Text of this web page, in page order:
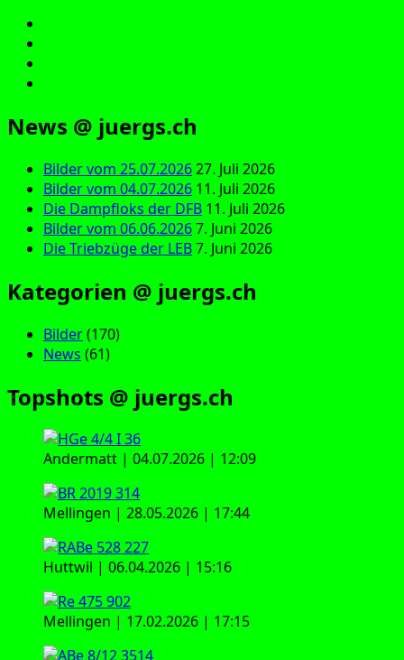
News @ juergs.ch
Bilder vom 25.07.202627. Juli 2026
Bilder vom 04.07.2026 11. Juli 2026
Die Dampfloks der DFB 11. Juli 2026
Bilder vom 06.06.20267. Juni 2026
Die Triebzüge der LEB7. Juni 2026
Kategorien @ juergs.ch
Bilder(170)
News (61)
Topshots @ juergs.ch
Andermatt | 04.07.2026 | 12:09
Mellingen | 28.05.2026 | 17:44
Huttwil | 06.04.2026 | 15:16
Mellingen | 17.02.2026 | 17:15